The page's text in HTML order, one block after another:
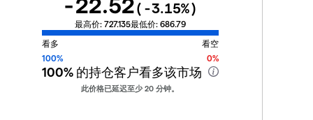
-22.52( -3.15%)
最高价: 727.135最低价: 686.79
看多
看空
100%
0%
100%的持仓客户看多该市场
此价格已延迟至少 20 分钟。